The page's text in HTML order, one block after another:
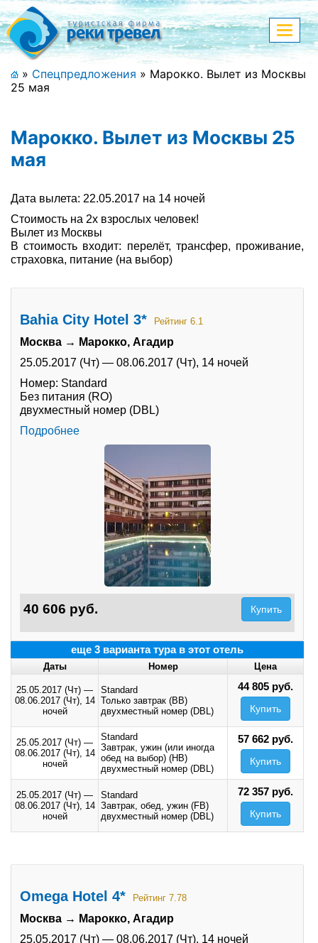
Меню
+7 (911) 182-44-68
Полная версия сайта
Главная
Спецпредложения
Праздничные туры
Поиск тура
Туры по России
Автобусные туры
Круизы
Туры на пароме
Туристическая страховка
меню
» Спецпредложения » Марокко. Вылет из Москвы
25 мая
Марокко. Вылет из Москвы 25
мая
Дата вылета: 22.05.2017 на 14 ночей
Стоимость на 2х взрослых человек!
Вылет из Москвы
В стоимость входит: перелёт, трансфер, проживание,
страховка, питание (на выбор)
Bahia City Hotel 3* Рейтинг 6.1
Москва → Марокко, Агадир
25.05.2017 (Чт) — 08.06.2017 (Чт), 14 ночей
Номер: Standard
Без питания (RO)
двухместный номер (DBL)
Подробнее
40 606 руб. Купить
еще 3 варианта тура в этот отель
Даты Номер Цена
25.05.2017 (Чт) —
08.06.2017 (Чт), 14
ночей
Standard
Только завтрак (BB)
двухместный номер (DBL)
44 805 руб.
Купить
25.05.2017 (Чт) —
08.06.2017 (Чт), 14
ночей
Standard
Завтрак, ужин (или иногда
обед на выбор) (HB)
двухместный номер (DBL)
57 662 руб.
Купить
25.05.2017 (Чт) —
08.06.2017 (Чт), 14
ночей
Standard
Завтрак, обед, ужин (FB)
двухместный номер (DBL)
72 357 руб.
Купить
Omega Hotel 4* Рейтинг 7.78
Москва → Марокко, Агадир
25.05.2017 (Чт) — 08.06.2017 (Чт), 14 ночей